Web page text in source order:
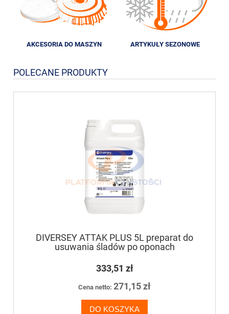
AKCESORIA DO MASZYN ARTYKUŁY SEZONOWE
POLECANE PRODUKTY
DIVERSEY ATTAK PLUS 5L preparat do
usuwania śladów po oponach
333,51 zł
Cena netto: 271,15 zł
DO KOSZYKA